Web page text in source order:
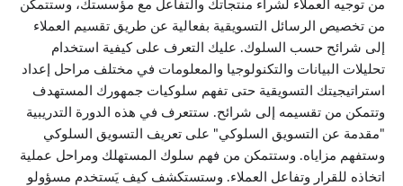
من توجيه العملاء لشراء منتجاتك والتفاعل مع مؤسستك، وستتمكن
من تخصيص الرسائل التسويقية بفعالية عن طريق تقسيم العملاء
إلى شرائح حسب السلوك. عليك التعرف على كيفية استخدام
تحليلات البيانات والتكنولوجيا والمعلومات في مختلف مراحل إعداد
استراتيجيتك التسويقية حتى تفهم سلوكيات جمهورك المستهدف
وتتمكن من تقسيمه إلى شرائح. ستتعرف في هذه الدورة التدريبية
"مقدمة عن التسويق السلوكي" على تعريف التسويق السلوكي
وستفهم مزاياه. وستتمكن من فهم سلوك المستهلك ومراحل عملية
اتخاذه للقرار وتفاعل العملاء. وستستكشف كيف يَستخدم مسؤولو